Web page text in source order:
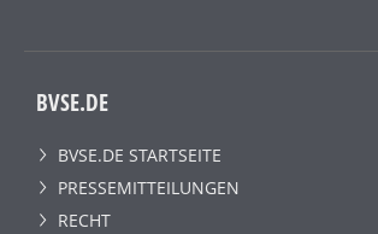
BVSE.DE
BVSE.DE STARTSEITE
PRESSEMITTEILUNGEN
RECHT